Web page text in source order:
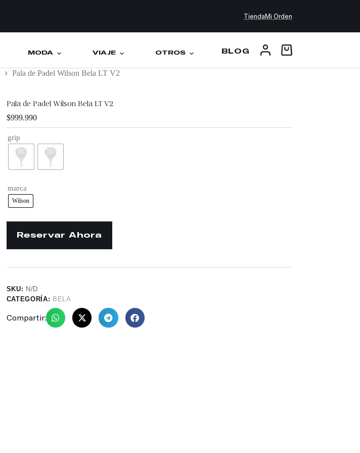
TiendaMi Orden
MODA VIAJE OTROS BLOG
Pala de Padel Wilson Bela LT V2
Pala de Padel Wilson Bela LT V2
$999.990
grip
marca
Wilson
SKU: N/D
CATEGORÍA: BELA
Compartir: